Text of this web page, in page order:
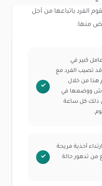
الفرد باتباعها من أجل
منها:
كبير في
قد تصيب الفرد مع
هذا من خلال
ووضعها في
ذلك كل ساعة
أحذية مريحة
تدهور حالة